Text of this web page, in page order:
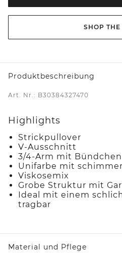
SHOP THE
Produktbeschreibung
Art. Nr.: B30384327470
Highlights
Strickpullover
V-Ausschnitt
3/4-Arm mit
Unifarbe mit
Viskosemix
Grobe Struktur mit
Ideal mit einem
tragbar
Material und Pflege